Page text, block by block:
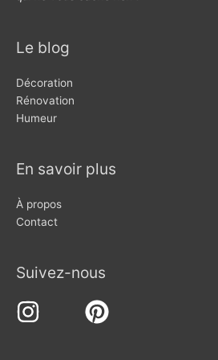
Le blog
Décoration
Rénovation
Humeur
En savoir plus
À propos
Contact
Suivez-nous